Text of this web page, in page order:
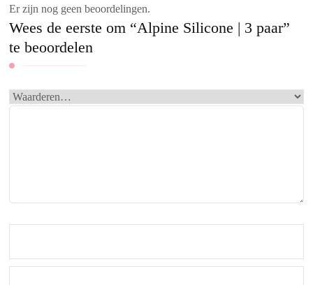
Er zijn nog geen beoordelingen.
Wees de eerste om “Alpine Silicone | 3 paar”
te beoordelen